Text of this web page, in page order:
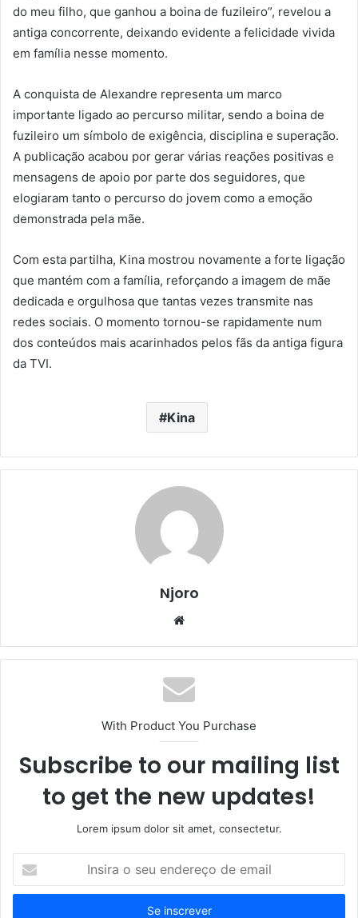
do meu filho, que ganhou a boina de fuzileiro”, revelou a
antiga concorrente, deixando evidente a felicidade vivida
em família nesse momento.
A conquista de Alexandre representa um marco
importante ligado ao percurso militar, sendo a boina de
fuzileiro um símbolo de exigência, disciplina e superação.
A publicação acabou por gerar várias reações positivas e
mensagens de apoio por parte dos seguidores, que
elogiaram tanto o percurso do jovem como a emoção
demonstrada pela mãe.
Com esta partilha, Kina mostrou novamente a forte ligação
que mantém com a família, reforçando a imagem de mãe
dedicada e orgulhosa que tantas vezes transmite nas
redes sociais. O momento tornou-se rapidamente num
dos conteúdos mais acarinhados pelos fãs da antiga figura
da TVI.
Kina
Njoro
Website
With Product You Purchase
Subscribe to our mailing list
to get the new updates!
Lorem ipsum dolor sit amet, consectetur.
seu